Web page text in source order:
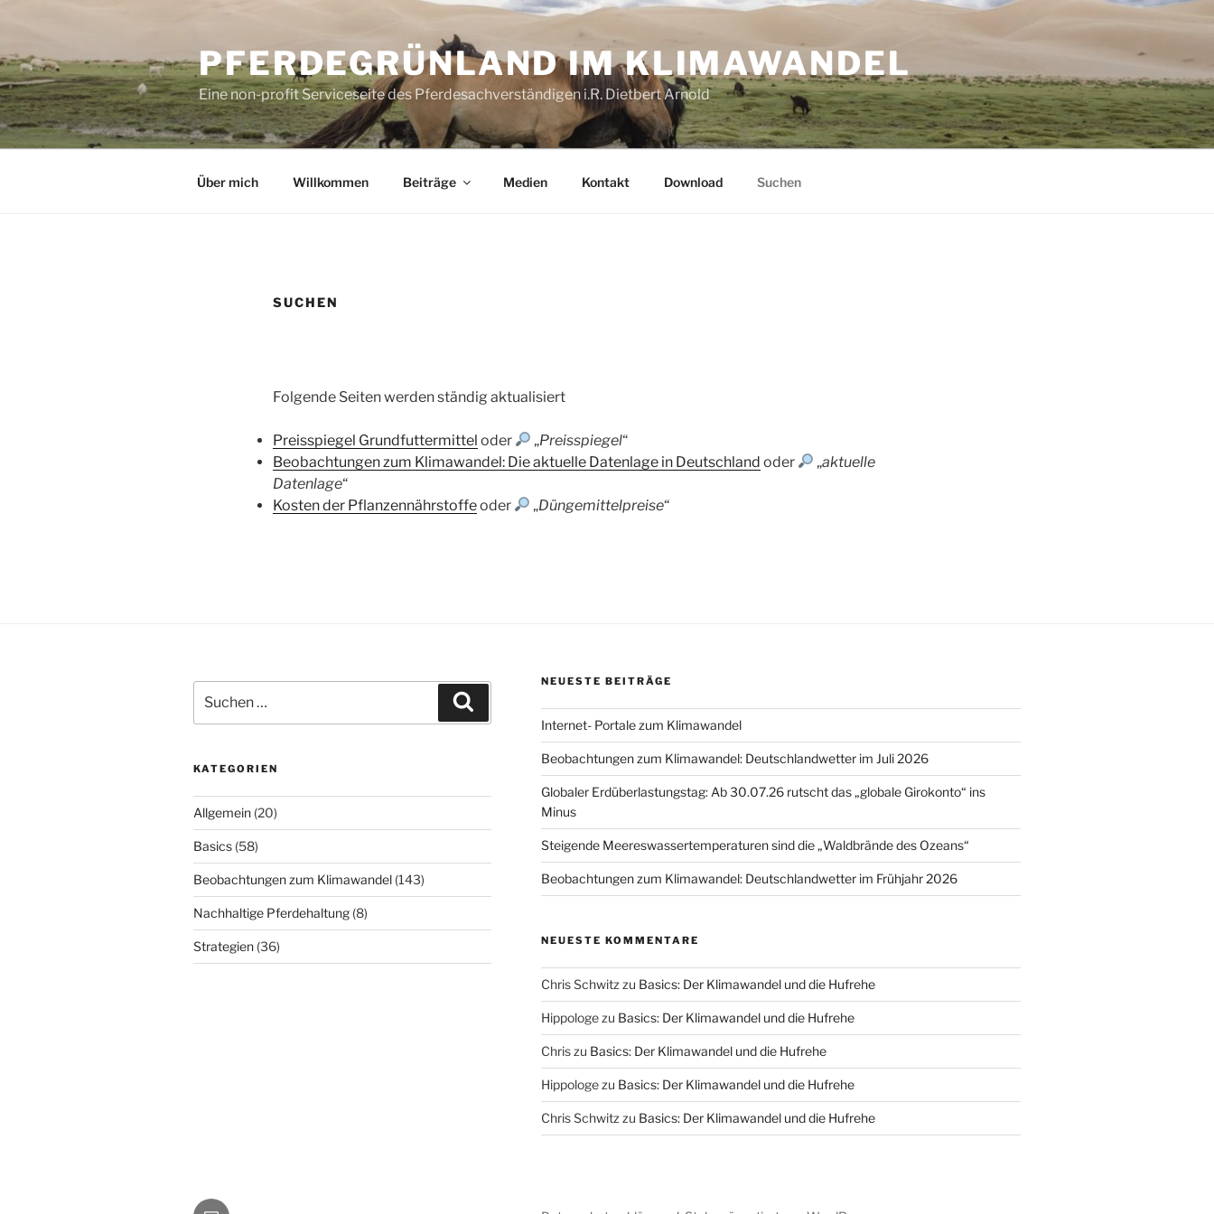
springen
PFERDEGRÜNLAND IM KLIMAWANDEL
Eine non-profit Serviceseite des Pferdesachverständigen i.R. Dietbert Arnold
Über mich Willkommen Beiträge Medien Kontakt Download Suchen
SUCHEN
Folgende Seiten werden ständig aktualisiert
Preisspiegel Grundfuttermittel oder „Preisspiegel“
Beobachtungen zum Klimawandel: Die aktuelle Datenlage in Deutschland oder „aktuelle
Datenlage“
Kosten der Pflanzennährstoffeoder „Düngemittelpreise“
nach:
KATEGORIEN
Allgemein (20)
Basics (58)
Beobachtungen zum Klimawandel (143)
Nachhaltige Pferdehaltung (8)
Strategien (36)
NEUESTE BEITRÄGE
Internet- Portale zum Klimawandel
Beobachtungen zum Klimawandel: Deutschlandwetter im Juli 2026
Globaler Erdüberlastungstag: Ab 30.07.26 rutscht das „globale Girokonto“ ins
Minus
Steigende Meereswassertemperaturen sind die „Waldbrände des Ozeans“
Beobachtungen zum Klimawandel: Deutschlandwetter im Frühjahr 2026
NEUESTE KOMMENTARE
Chris Schwitz zu Basics: Der Klimawandel und die Hufrehe
Hippologezu Basics: Der Klimawandel und die Hufrehe
Chriszu Basics: Der Klimawandel und die Hufrehe
Hippologezu Basics: Der Klimawandel und die Hufrehe
Chris Schwitz zu Basics: Der Klimawandel und die Hufrehe
E-